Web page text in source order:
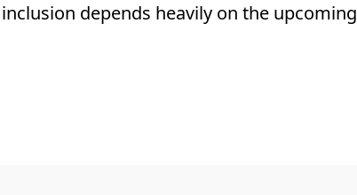
depends heavily on the upcoming